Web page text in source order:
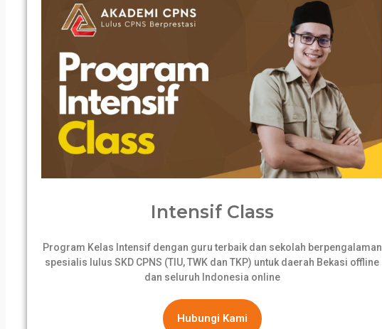
Intensif Class
Program Kelas Intensif dengan guru terbaik dan sekolah berpengalaman
spesialis lulus SKD CPNS (TIU, TWK dan TKP) untuk daerah Bekasi offline
dan seluruh Indonesia online
Hubungi Kami